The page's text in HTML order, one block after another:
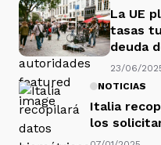
La UE
tasas
deuda
23/06/
NOTICIAS
Italia
los